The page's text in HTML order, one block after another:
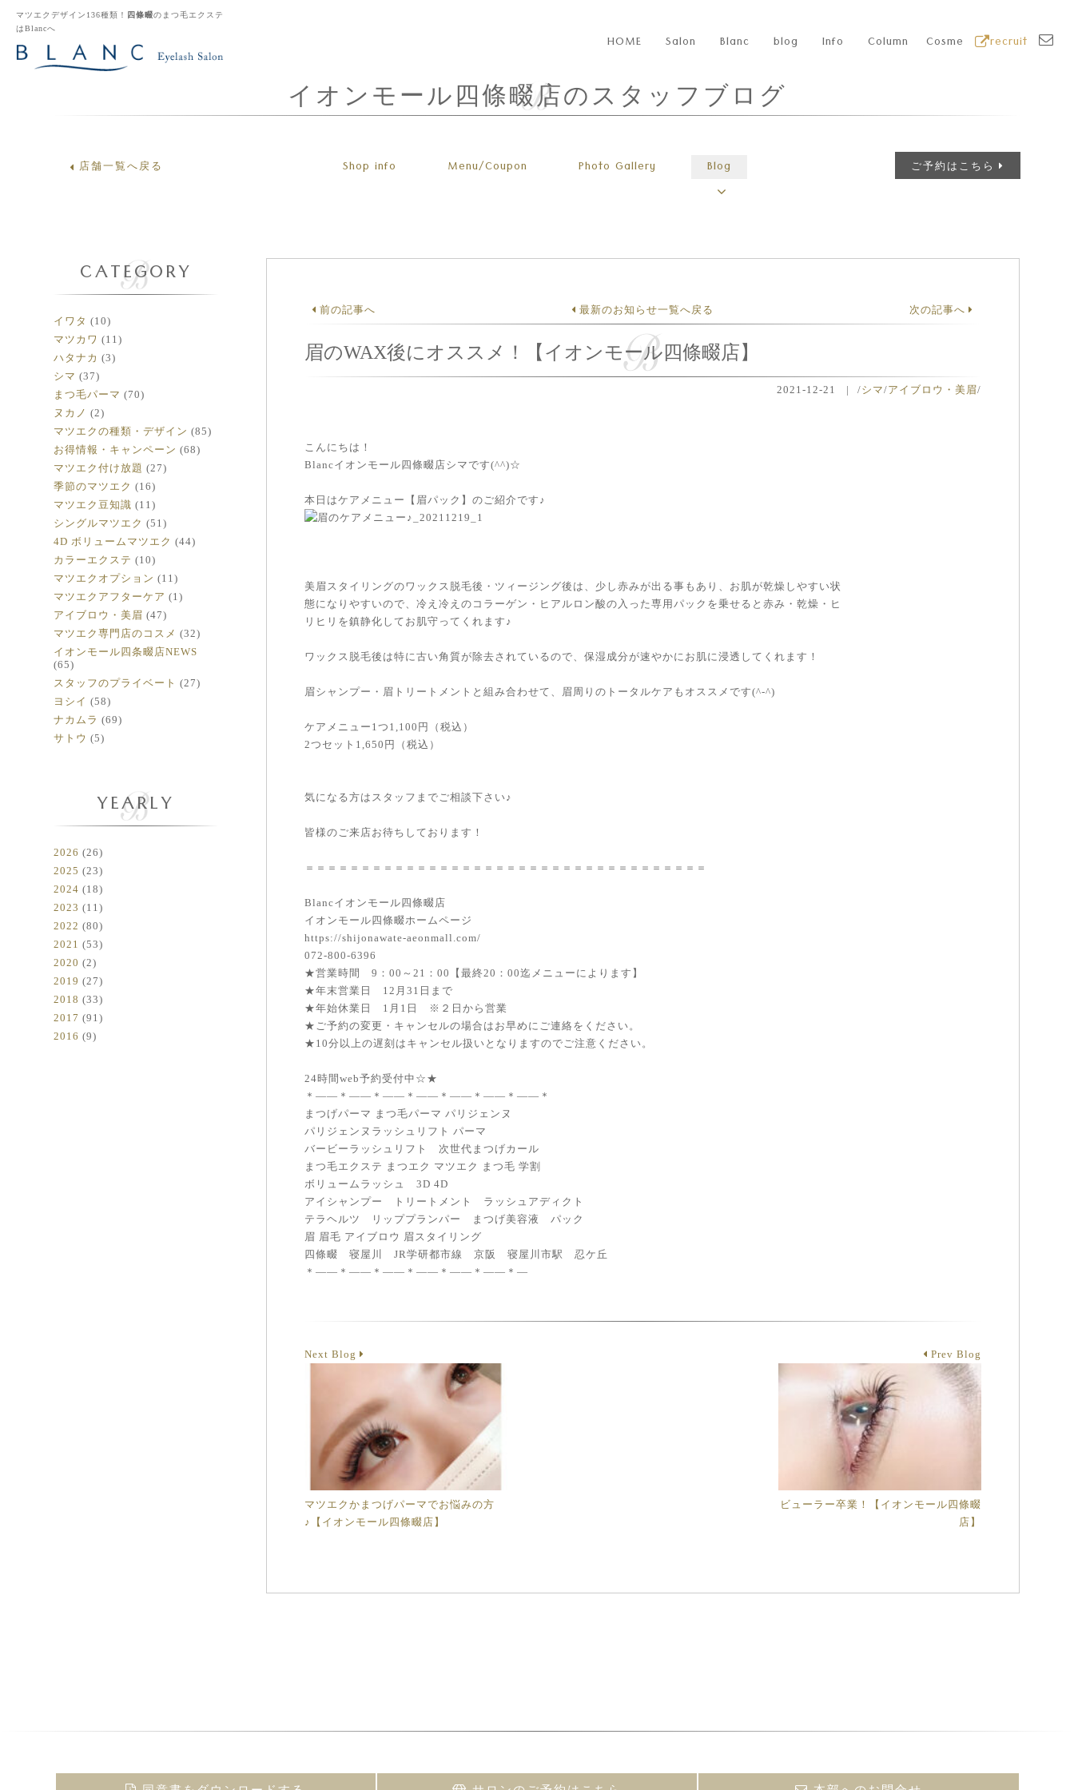
マツエクデザイン136種類！ 四條畷のまつ毛エクステ
はBlancへ
HOME Salon Blanc blog Info Column Cosme recruit
イオンモール四條畷店のスタッフブログ
ご予約はこちら
店舗一覧へ戻る Shop info Menu/Coupon Photo Gallery Blog
CATEGORY
イワタ (10)
マツカワ (11)
ハタナカ (3)
シマ (37)
まつ毛パーマ (70)
ヌカノ (2)
マツエクの種類・デザイン (85)
お得情報・キャンペーン (68)
マツエク付け放題 (27)
季節のマツエク (16)
マツエク豆知識 (11)
シングルマツエク (51)
4D ボリュームマツエク (44)
カラーエクステ (10)
マツエクオプション (11)
マツエクアフターケア (1)
アイブロウ・美眉 (47)
マツエク専門店のコスメ (32)
イオンモール四条畷店NEWS
(65)
スタッフのプライベート (27)
ヨシイ (58)
ナカムラ (69)
サトウ (5)
YEARLY
2026 (26)
2025 (23)
2024 (18)
2023 (11)
2022 (80)
2021 (53)
2020 (2)
2019 (27)
2018 (33)
2017 (91)
2016 (9)
前の記事へ 最新のお知らせ一覧へ戻る 次の記事へ
眉のWAX後にオススメ！【イオンモール四條畷店】
2021-12-21 | /シマ/アイブロウ・美眉/
こんにちは！
Blancイオンモール四條畷店シマです(^^)☆
本日はケアメニュー【眉パック】のご紹介です♪
美眉スタイリングのワックス脱毛後・ツィージング後は、少し赤みが出る事もあり、お肌が乾燥しやすい状
態になりやすいので、冷え冷えのコラーゲン・ヒアルロン酸の入った専用パックを乗せると赤み・乾燥・ヒ
リヒリを鎮静化してお肌守ってくれます♪
ワックス脱毛後は特に古い角質が除去されているので、保湿成分が速やかにお肌に浸透してくれます！
眉シャンプー・眉トリートメントと組み合わせて、眉周りのトータルケアもオススメです(^-^)
ケアメニュー1つ1,100円（税込）
2つセット1,650円（税込）
気になる方はスタッフまでご相談下さい♪
皆様のご来店お待ちしております！
＝＝＝＝＝＝＝＝＝＝＝＝＝＝＝＝＝＝＝＝＝＝＝＝＝＝＝＝＝＝＝＝＝＝＝＝
Blancイオンモール四條畷店
イオンモール四條畷ホームページ
https://shijonawate-aeonmall.com/
072-800-6396
★営業時間 9：00～21：00【最終20：00迄メニューによります】
★年末営業日 12月31日まで
★年始休業日 1月1日 ※２日から営業
★ご予約の変更・キャンセルの場合はお早めにご連絡をください。
★10分以上の遅刻はキャンセル扱いとなりますのでご注意ください。
24時間web予約受付中☆★
＊——＊——＊——＊——＊——＊——＊——＊
まつげパーマ まつ毛パーマ パリジェンヌ
パリジェンヌラッシュリフト パーマ
バービーラッシュリフト 次世代まつげカール
まつ毛エクステ まつエク マツエク まつ毛 学割
ボリュームラッシュ 3D 4D
アイシャンプー トリートメント ラッシュアディクト
テラヘルツ リッププランパー まつげ美容液 パック
眉 眉毛 アイブロウ 眉スタイリング
四條畷 寝屋川 JR学研都市線 京阪 寝屋川市駅 忍ケ丘
＊——＊——＊——＊——＊——＊——＊—
Prev Blog
ビューラー卒業！【イオンモール四條畷
店】
Next Blog
マツエクかまつげパーマでお悩みの方
♪【イオンモール四條畷店】